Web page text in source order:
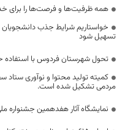
همه ظرفیت‌ها و فرصت‌ها را برای
خواستاریم شرایط جذب دانشجویان
تسهیل شود
تحول شهرستان فردوس با استفاده
کمیته تولید محتوا و نوآوری ستاد
مردمی تشکیل شده است.
نمایشگاه آثار هفدهمین